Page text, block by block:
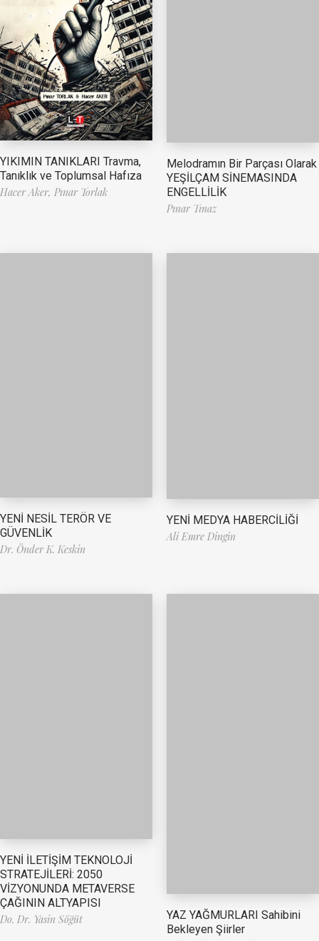
YIKIMIN TANIKLARI Travma,
Tanıklık ve Toplumsal Hafıza
Hacer Aker, Pınar Torlak
Melodramın Bir Parçası Olarak
YEŞİLÇAM SİNEMASINDA
ENGELLİLİK
Pınar Tınaz
YENİ NESİL TERÖR VE
GÜVENLİK
Dr. Önder K. Keskin
YENİ MEDYA HABERCİLİĞİ
Ali Emre Dingin
YENİ İLETİŞİM TEKNOLOJİ
STRATEJİLERİ: 2050
VİZYONUNDA METAVERSE
ÇAĞININ ALTYAPISI
Do. Dr. Yasin Söğüt
YAZ YAĞMURLARI Sahibini
Bekleyen Şiirler